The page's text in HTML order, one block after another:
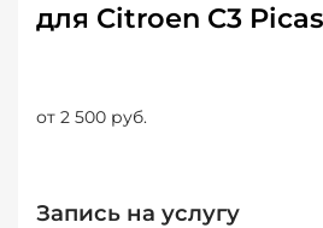
для Citroen C3
от 2 500 руб.
Запись на услугу